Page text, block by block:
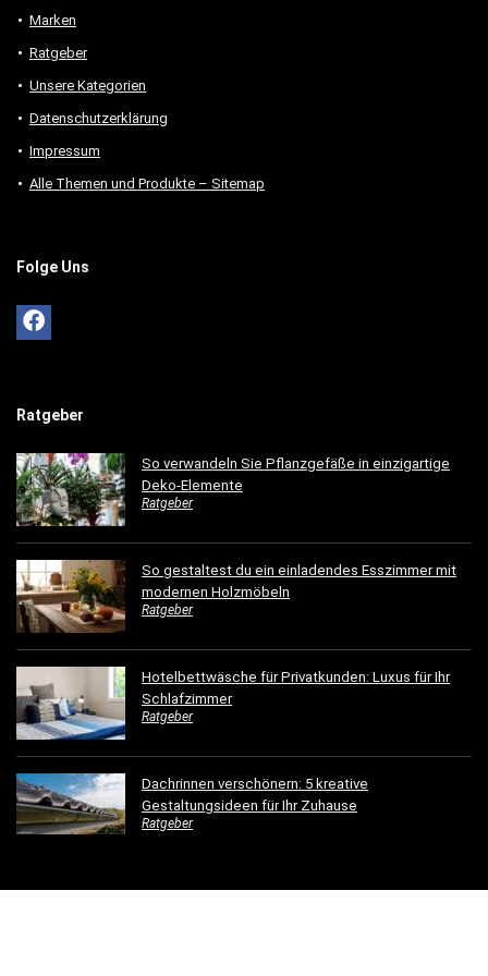
Marken
Ratgeber
Unsere Kategorien
Datenschutzerklärung
Impressum
Alle Themen und Produkte – Sitemap
Folge Uns
Ratgeber
So verwandeln Sie Pflanzgefäße in einzigartige
Deko-Elemente
Ratgeber
So gestaltest du ein einladendes Esszimmer mit
modernen Holzmöbeln
Ratgeber
Hotelbettwäsche für Privatkunden: Luxus für Ihr
Schlafzimmer
Ratgeber
Dachrinnen verschönern: 5 kreative
Gestaltungsideen für Ihr Zuhause
Ratgeber